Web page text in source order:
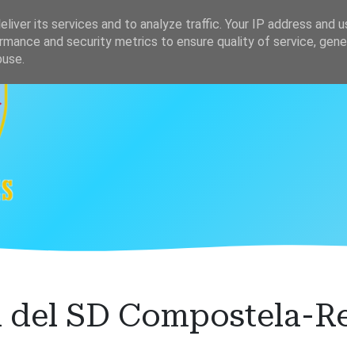
Clasificación
del SD Compostela-
its services and to analyze traffic. Your IP address and
and security metrics to ensure quality of service,